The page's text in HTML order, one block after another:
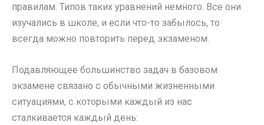
правилам. Типов таких уравнений немного. Все они
изучались в школе, и если что-то забылось, то
всегда можно повторить перед экзаменом.
Подавляющее большинство задач в базовом
экзамене связано с обычными жизненными
ситуациями, с которыми каждый из нас
сталкивается каждый день: